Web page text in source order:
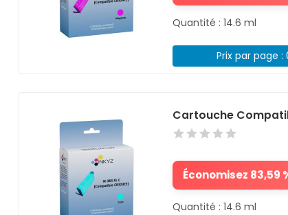
Quantité : 14.6 ml
Prix par page :
Cartouche
Économisez
Quantité : 14.6 ml